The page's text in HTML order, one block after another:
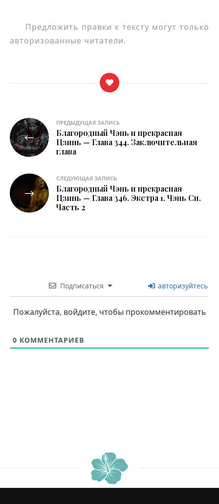
Предложить правки к тексту могут только
авторизованные читатели.
Навигация
по
записям
ПРЕДЫДУЩАЯ ЗАПИСЬ
Благородный Чэнь и прекрасная
Цзинь — Глава 344. Заключительная
глава
СЛЕДУЮЩАЯ ЗАПИСЬ
Благородный Чэнь и прекрасная
Цзинь — Глава 346. Экстра 1. Чэнь Си.
Часть 2
Подписаться авторизуйтесь
Пожалуйста, войдите, чтобы прокомментировать
0 КОММЕНТАРИЕВ